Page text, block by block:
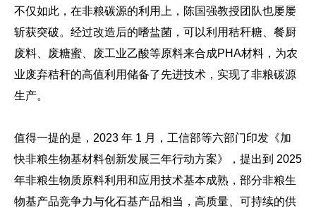
不仅如此，在非粮碳源的利用上，陈国强教授团队也屡屡
斩获突破。 经过改造后的嗜盐菌，可以利用秸秆糖、餐厨
废料、废糖蜜、废工业乙酸等原料来合成PHA材料，为农
业废弃秸秆的高值利用储备了先进技术，实现了非粮碳源
生产。
值得一提的是，2023 年 1 月，工信部等六部门印发《加
快非粮生物基材料创新发展三年行动方案》，提出到 2025
年非粮生物质原料利用和应用技术基本成熟，部分非粮生
物基产品竞争力与化石基产品相当，高质量、可持续的供